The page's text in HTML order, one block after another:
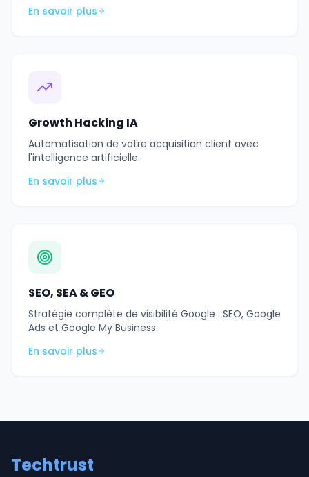
En savoir plus
Growth Hacking IA
Automatisation de votre acquisition client avec
l'intelligence artificielle.
En savoir plus
SEO, SEA & GEO
Stratégie complète de visibilité Google : SEO, Google
Ads et Google My Business.
En savoir plus
Techtrust